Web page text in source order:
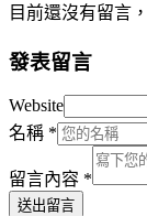
目前還沒有留言
發表留言
Website
名稱 *
留言內容 *
送出留言